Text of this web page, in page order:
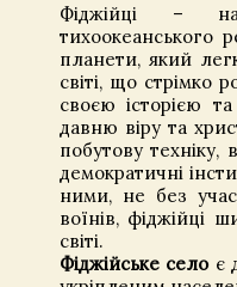
Фіджійці –
тихоокеанського
планети, який
світі, що стрімко
своєю історією
давню віру та
побутову техніку,
демократичні
ними, не без
воїнів, фіджійці
світі.
Фіджійське селоє